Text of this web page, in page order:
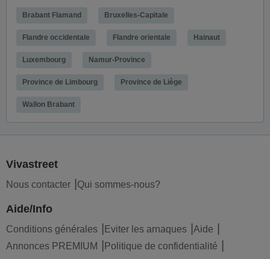
Brabant Flamand Bruxelles-Capitale
Flandre occidentale Flandre orientale Hainaut
Luxembourg Namur-Province
Province de Limbourg Province de Liège
Wallon Brabant
Vivastreet
Nous contacter Qui sommes-nous?
Aide/Info
Conditions générales Eviter les arnaques
Aide
Annonces PREMIUM
Politique de confidentialité